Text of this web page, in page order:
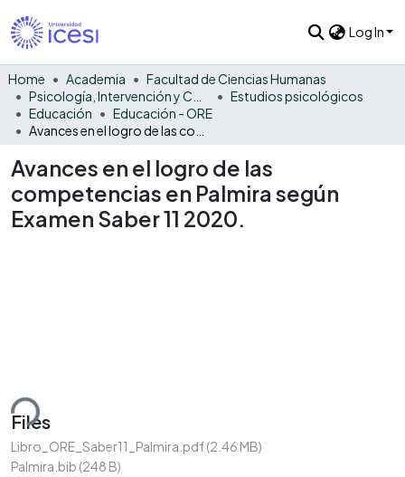
Log In
Home Academia
Facultad de Ciencias Humanas
Estudios psicológicos
Educación
Educación - ORE
Avances en el logro de las
competencias en Palmira según
Examen Saber 11 2020.
Files
Libro_ORE_Saber11_Palmira.pdf(2.46 MB)
Palmira.bib (248 B)